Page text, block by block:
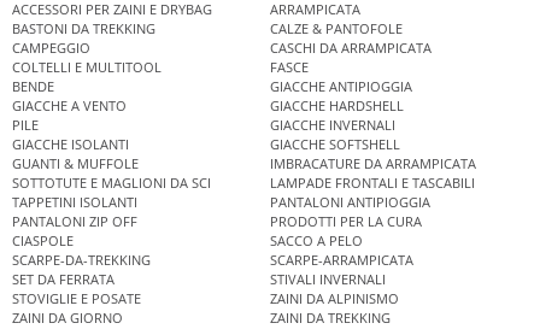
ACCESSORI PER ZAINI E DRYBAG
ARRAMPICATA
BASTONI DA TREKKING
CALZE & PANTOFOLE
CAMPEGGIO
CASCHI DA ARRAMPICATA
COLTELLI E MULTITOOL
FASCE
BENDE
GIACCHE ANTIPIOGGIA
GIACCHE A VENTO
GIACCHE HARDSHELL
PILE
GIACCHE INVERNALI
GIACCHE ISOLANTI
GIACCHE SOFTSHELL
GUANTI & MUFFOLE
IMBRACATURE DA ARRAMPICATA
SOTTOTUTE E MAGLIONI DA SCI
LAMPADE FRONTALI E TASCABILI
TAPPETINI ISOLANTI
PANTALONI ANTIPIOGGIA
PANTALONI ZIP OFF
PRODOTTI PER LA CURA
CIASPOLE
SACCO A PELO
SCARPE-DA-TREKKING
SCARPE-ARRAMPICATA
SET DA FERRATA
STIVALI INVERNALI
STOVIGLIE E POSATE
ZAINI DA ALPINISMO
ZAINI DA GIORNO
ZAINI DA TREKKING